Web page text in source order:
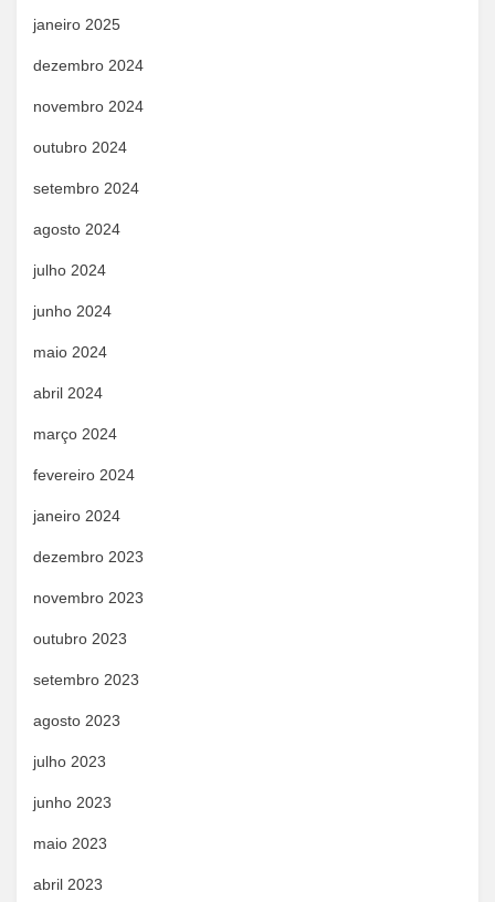
janeiro 2025
dezembro 2024
novembro 2024
outubro 2024
setembro 2024
agosto 2024
julho 2024
junho 2024
maio 2024
abril 2024
março 2024
fevereiro 2024
janeiro 2024
dezembro 2023
novembro 2023
outubro 2023
setembro 2023
agosto 2023
julho 2023
junho 2023
maio 2023
abril 2023